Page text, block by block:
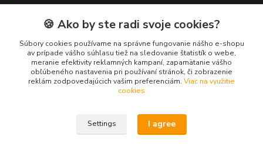
+421 915 709 534
(Mo-Fri, 9-17 hod.) or Whatsap 24/7
skifi.space@gmail.com
🍪 Ako by ste radi svoje cookies?
Súbory cookies používame na správne fungovanie nášho e-shopu
av prípade vášho súhlasu tiež na sledovanie štatistík o webe,
meranie efektivity reklamných kampaní, zapamätanie vášho
obľúbeného nastavenia pri používaní stránok, či zobrazenie
reklám zodpovedajúcich vašim preferenciám. Viac na využitie
cookies
Settings I agree